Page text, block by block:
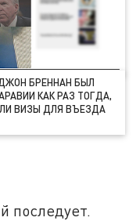
ДЖОН БРЕННАН БЫЛ
КАК РАЗ ТОГДА,
ВИЗЫ ДЛЯ ВЪЕЗДА
последует.